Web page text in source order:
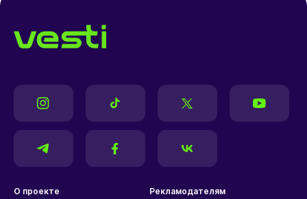
О проекте Рекламодателям